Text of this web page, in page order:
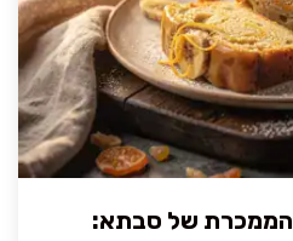
הממכרת של סבתא: